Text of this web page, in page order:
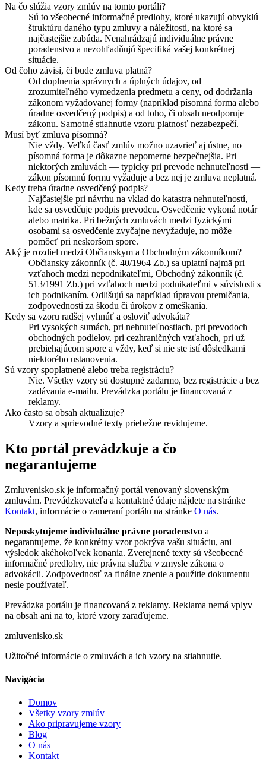
Na čo slúžia vzory zmlúv na tomto portáli?
Sú to všeobecné informačné predlohy, ktoré ukazujú obvyklú
štruktúru daného typu zmluvy a náležitosti, na ktoré sa
najčastejšie zabúda. Nenahrádzajú individuálne právne
poradenstvo a nezohľadňujú špecifiká vašej konkrétnej
situácie.
Od čoho závisí, či bude zmluva platná?
Od doplnenia správnych a úplných údajov, od
zrozumiteľného vymedzenia predmetu a ceny, od dodržania
zákonom vyžadovanej formy (napríklad písomná forma alebo
úradne osvedčený podpis) a od toho, či obsah neodporuje
zákonu. Samotné stiahnutie vzoru platnosť nezabezpečí.
Musí byť zmluva písomná?
Nie vždy. Veľkú časť zmlúv možno uzavrieť aj ústne, no
písomná forma je dôkazne nepomerne bezpečnejšia. Pri
niektorých zmluvách — typicky pri prevode nehnuteľnosti —
zákon písomnú formu vyžaduje a bez nej je zmluva neplatná.
Kedy treba úradne osvedčený podpis?
Najčastejšie pri návrhu na vklad do katastra nehnuteľností,
kde sa osvedčuje podpis prevodcu. Osvedčenie vykoná notár
alebo matrika. Pri bežných zmluvách medzi fyzickými
osobami sa osvedčenie zvyčajne nevyžaduje, no môže
pomôcť pri neskoršom spore.
Aký je rozdiel medzi Občianskym a Obchodným zákonníkom?
Občiansky zákonník (č. 40/1964 Zb.) sa uplatní najmä pri
vzťahoch medzi nepodnikateľmi, Obchodný zákonník (č.
513/1991 Zb.) pri vzťahoch medzi podnikateľmi v súvislosti s
ich podnikaním. Odlišujú sa napríklad úpravou premlčania,
zodpovednosti za škodu či úrokov z omeškania.
Kedy sa vzoru radšej vyhnúť a osloviť advokáta?
Pri vysokých sumách, pri nehnuteľnostiach, pri prevodoch
obchodných podielov, pri cezhraničných vzťahoch, pri už
prebiehajúcom spore a vždy, keď si nie ste istí dôsledkami
niektorého ustanovenia.
Sú vzory spoplatnené alebo treba registráciu?
Nie. Všetky vzory sú dostupné zadarmo, bez registrácie a bez
zadávania e-mailu. Prevádzka portálu je financovaná z
reklamy.
Ako často sa obsah aktualizuje?
Vzory a sprievodné texty priebežne revidujeme.
Kto portál prevádzkuje a čo
negarantujeme
Zmluvenisko.sk je informačný portál venovaný slovenským
zmluvám. Prevádzkovateľa a kontaktné údaje nájdete na stránke
Kontakt, informácie o zameraní portálu na stránke O nás.
Neposkytujeme individuálne právne poradenstvo a
negarantujeme, že konkrétny vzor pokrýva vašu situáciu, ani
výsledok akéhokoľvek konania. Zverejnené texty sú všeobecné
informačné predlohy, nie právna služba v zmysle zákona o
advokácii. Zodpovednosť za finálne znenie a použitie dokumentu
nesie používateľ.
Prevádzka portálu je financovaná z reklamy. Reklama nemá vplyv
na obsah ani na to, ktoré vzory zaraďujeme.
zmluvenisko.sk
Užitočné informácie o zmluvách a ich vzory na stiahnutie.
Navigácia
Domov
Všetky vzory zmlúv
Ako pripravujeme vzory
Blog
O nás
Kontakt